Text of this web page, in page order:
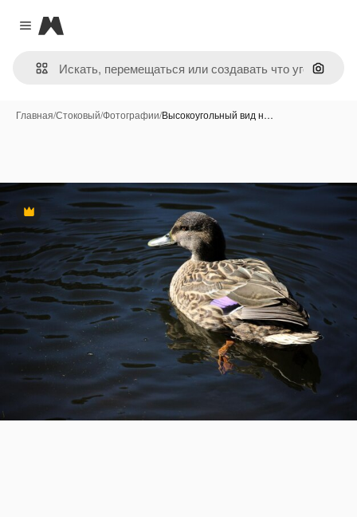
Close menu
Magnific
Поиск
Главная/Стоковый/Фотографии/Высокоугольный вид н…
Премиум